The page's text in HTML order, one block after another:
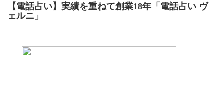
【電話占い】実績を重ねて創業18年「電話占い ヴ
ェルニ」